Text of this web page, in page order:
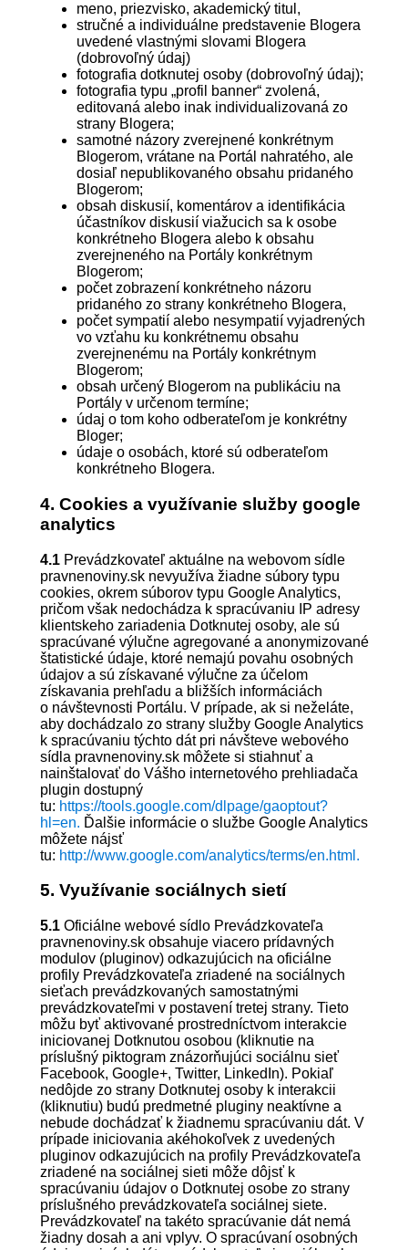
meno, priezvisko, akademický titul,
stručné a individuálne predstavenie Blogera
uvedené vlastnými slovami Blogera
(dobrovoľný údaj)
fotografia dotknutej osoby (dobrovoľný údaj);
fotografia typu „profil banner“ zvolená,
editovaná alebo inak individualizovaná zo
strany Blogera;
samotné názory zverejnené konkrétnym
Blogerom, vrátane na Portál nahratého, ale
dosiaľ nepublikovaného obsahu pridaného
Blogerom;
obsah diskusií, komentárov a identifikácia
účastníkov diskusií viažucich sa k osobe
konkrétneho Blogera alebo k obsahu
zverejneného na Portály konkrétnym
Blogerom;
počet zobrazení konkrétneho názoru
pridaného zo strany konkrétneho Blogera,
počet sympatií alebo nesympatií vyjadrených
vo vzťahu ku konkrétnemu obsahu
zverejnenému na Portály konkrétnym
Blogerom;
obsah určený Blogerom na publikáciu na
Portály v určenom termíne;
údaj o tom koho odberateľom je konkrétny
Bloger;
údaje o osobách, ktoré sú odberateľom
konkrétneho Blogera.
4. Cookies a využívanie služby google
analytics
4.1Prevádzkovateľ aktuálne na webovom sídle
pravnenoviny.sk nevyužíva žiadne súbory typu
cookies, okrem súborov typu Google Analytics,
pričom však nedochádza k spracúvaniu IP adresy
klientskeho zariadenia Dotknutej osoby, ale sú
spracúvané výlučne agregované a anonymizované
štatistické údaje, ktoré nemajú povahu osobných
údajov a sú získavané výlučne za účelom
získavania prehľadu a bližších informáciách
o návštevnosti Portálu. V prípade, ak si neželáte,
aby dochádzalo zo strany služby Google Analytics
k spracúvaniu týchto dát pri návšteve webového
sídla pravnenoviny.sk môžete si stiahnuť a
nainštalovať do Vášho internetového prehliadača
plugin dostupný
tu: https://tools.google.com/dlpage/gaoptout?
hl=en. Ďalšie informácie o službe Google Analytics
môžete nájsť
tu: http://www.google.com/analytics/terms/en.html.
5. Využívanie sociálnych sietí
5.1Oficiálne webové sídlo Prevádzkovateľa
pravnenoviny.sk obsahuje viacero prídavných
modulov (pluginov) odkazujúcich na oficiálne
profily Prevádzkovateľa zriadené na sociálnych
sieťach prevádzkovaných samostatnými
prevádzkovateľmi v postavení tretej strany. Tieto
môžu byť aktivované prostredníctvom interakcie
iniciovanej Dotknutou osobou (kliknutie na
príslušný piktogram znázorňujúci sociálnu sieť
Facebook, Google+, Twitter, LinkedIn). Pokiaľ
nedôjde zo strany Dotknutej osoby k interakcii
(kliknutiu) budú predmetné pluginy neaktívne a
nebude dochádzať k žiadnemu spracúvaniu dát. V
prípade iniciovania akéhokoľvek z uvedených
pluginov odkazujúcich na profily Prevádzkovateľa
zriadené na sociálnej sieti môže dôjsť k
spracúvaniu údajov o Dotknutej osobe zo strany
príslušného prevádzkovateľa sociálnej siete.
Prevádzkovateľ na takéto spracúvanie dát nemá
žiadny dosah a ani vplyv. O spracúvaní osobných